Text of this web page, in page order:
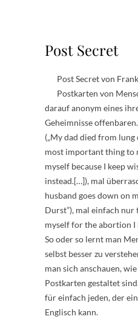
Post Secret
Post Secret von
Postkarten von
darauf anonym eines
Geheimnisse
(„My dad died from lung
most important thing to
myself because I keep
instead.[…]), mal
husband goes down on
Durst”), mal einfach nur
myself for the abortion I
So oder so lernt man
selbst besser zu
man sich anschauen,
Postkarten gestaltet
für einfach jeden, der
Englisch kann.